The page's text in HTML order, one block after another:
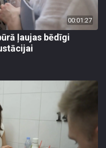
00:01:27
ļaujas bēdīgi